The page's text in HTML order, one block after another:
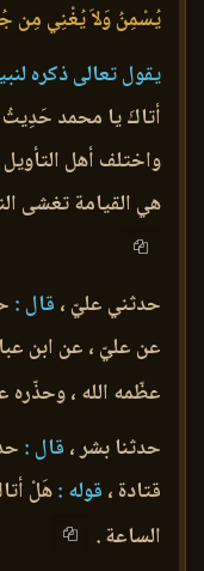
يُسْمِنُ وَلاَ يُغْنِي مِن
يقول تعالى ذكره
أتاكَ يا محمد
واختلف أهل
هي القيامة تغشى
حدثني عليّ ، قال :
عن عليّ ، عن ابن
عظّمه الله ، وحذّره
حدثنا بشر ، قال :
قتادة ، قوله :هَلْ
الساعة .